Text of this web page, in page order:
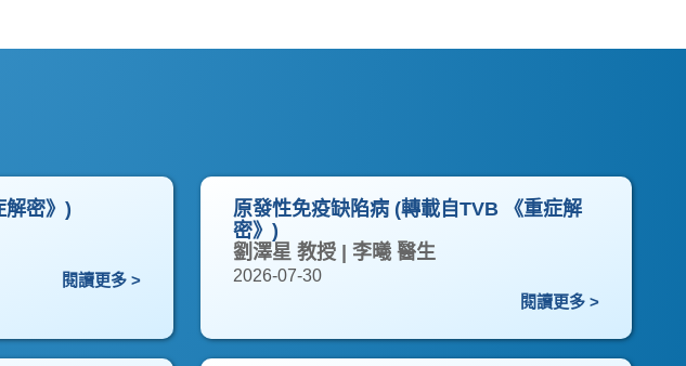
解密》)
閱讀更多 >
原發性免疫缺陷病 (轉載自TVB 《重症解
密》)
劉澤星 教授 | 李曦 醫生
2026-07-30
閱讀更多 >